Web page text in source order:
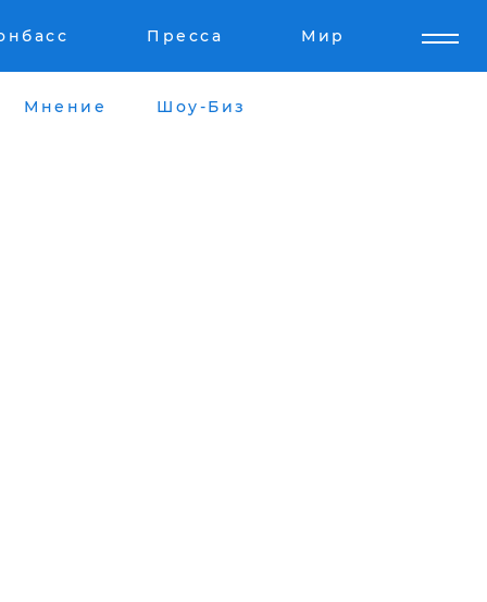
Пресса Мир
Мнение Шоу-Биз